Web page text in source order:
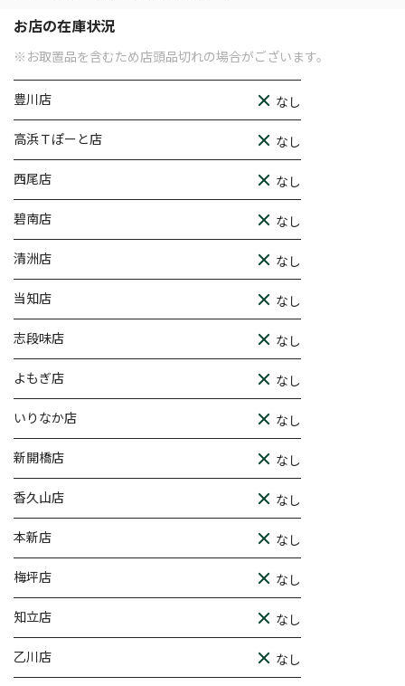
お店の在庫状況
※お取置品を含むため店頭品切れの場合がございます。
豊川店 なし
高浜Ｔぽーと店 なし
西尾店 なし
碧南店 なし
清洲店 なし
当知店 なし
志段味店 なし
よもぎ店 なし
いりなか店 なし
新開橋店 なし
香久山店 なし
本新店 なし
梅坪店 なし
知立店 なし
乙川店 なし